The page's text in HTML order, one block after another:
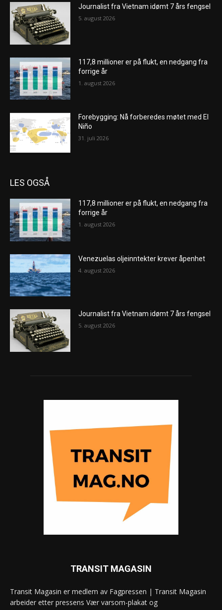
Journalist fra Vietnam idømt 7 års fengsel
5. august 2026
117,8 millioner er på flukt, en nedgang fra
forrige år
1. august 2026
Forebygging: Nå forberedes møtet med El
Niño
31. juli 2026
LES OGSÅ
117,8 millioner er på flukt, en nedgang fra
forrige år
1. august 2026
Venezuelas oljeinntekter krever åpenhet
4. august 2026
Journalist fra Vietnam idømt 7 års fengsel
5. august 2026
TRANSIT MAGASIN
Transit Magasin er medlem av Fagpressen | Transit Magasin
arbeider etter pressens Vær varsom-plakat og